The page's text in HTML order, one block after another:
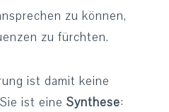
zu können,
zu fürchten.
ist damit keine
ist eine Synthese: